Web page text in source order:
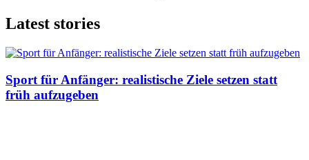
Latest stories
Sport für Anfänger: realistische Ziele setzen statt
früh aufzugeben